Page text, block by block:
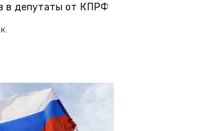
в депутаты от КПРФ